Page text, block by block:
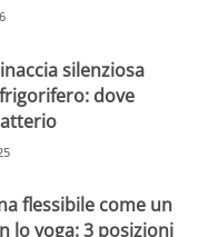
silenziosa
dove
flessibile come un
lo yoga: 3 posizioni